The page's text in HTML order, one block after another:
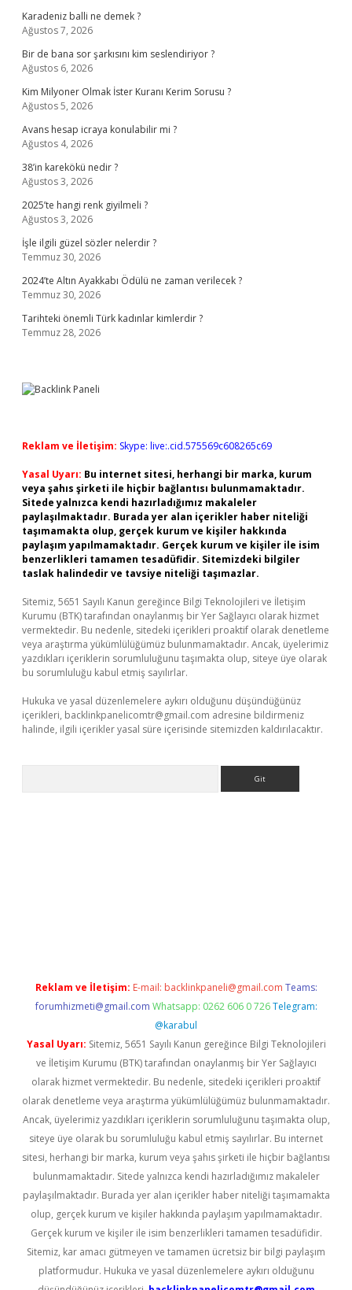
Karadeniz balli ne demek ?
Ağustos 7, 2026
Bir de bana sor şarkısını kim seslendiriyor ?
Ağustos 6, 2026
Kim Milyoner Olmak İster Kuranı Kerim Sorusu ?
Ağustos 5, 2026
Avans hesap icraya konulabilir mi ?
Ağustos 4, 2026
38’in karekökü nedir ?
Ağustos 3, 2026
2025’te hangi renk giyilmeli ?
Ağustos 3, 2026
İşle ilgili güzel sözler nelerdir ?
Temmuz 30, 2026
2024’te Altın Ayakkabı Ödülü ne zaman verilecek ?
Temmuz 30, 2026
Tarihteki önemli Türk kadınlar kimlerdir ?
Temmuz 28, 2026
Reklam ve İletişim: Skype: live:.cid.575569c608265c69
Yasal Uyarı: Bu internet sitesi, herhangi bir marka, kurum
veya şahıs şirketi ile hiçbir bağlantısı bulunmamaktadır.
Sitede yalnızca kendi hazırladığımız makaleler
paylaşılmaktadır. Burada yer alan içerikler haber niteliği
taşımamakta olup, gerçek kurum ve kişiler hakkında
paylaşım yapılmamaktadır. Gerçek kurum ve kişiler ile isim
benzerlikleri tamamen tesadüfidir. Sitemizdeki bilgiler
taslak halindedir ve tavsiye niteliği taşımazlar.
Sitemiz, 5651 Sayılı Kanun gereğince Bilgi Teknolojileri ve İletişim
Kurumu (BTK) tarafından onaylanmış bir Yer Sağlayıcı olarak hizmet
vermektedir. Bu nedenle, sitedeki içerikleri proaktif olarak denetleme
veya araştırma yükümlülüğümüz bulunmamaktadır. Ancak, üyelerimiz
yazdıkları içeriklerin sorumluluğunu taşımakta olup, siteye üye olarak
bu sorumluluğu kabul etmiş sayılırlar.
Hukuka ve yasal düzenlemelere aykırı olduğunu düşündüğünüz
içerikleri, backlinkpanelicomtr@gmail.com adresine bildirmeniz
halinde, ilgili içerikler yasal süre içerisinde sitemizden kaldırılacaktır.
Reklam ve İletişim: E-mail: backlinkpaneli@gmail.com Teams:
forumhizmeti@gmail.com Whatsapp: 0262 606 0 726 Telegram:
@karabul
Yasal Uyarı: Sitemiz, 5651 Sayılı Kanun gereğince Bilgi Teknolojileri
ve İletişim Kurumu (BTK) tarafından onaylanmış bir Yer Sağlayıcı
olarak hizmet vermektedir. Bu nedenle, sitedeki içerikleri proaktif
olarak denetleme veya araştırma yükümlülüğümüz bulunmamaktadır.
Ancak, üyelerimiz yazdıkları içeriklerin sorumluluğunu taşımakta olup,
siteye üye olarak bu sorumluluğu kabul etmiş sayılırlar. Bu internet
sitesi, herhangi bir marka, kurum veya şahıs şirketi ile hiçbir bağlantısı
bulunmamaktadır. Sitede yalnızca kendi hazırladığımız makaleler
paylaşılmaktadır. Burada yer alan içerikler haber niteliği taşımamakta
olup, gerçek kurum ve kişiler hakkında paylaşım yapılmamaktadır.
Gerçek kurum ve kişiler ile isim benzerlikleri tamamen tesadüfidir.
Sitemiz, kar amacı gütmeyen ve tamamen ücretsiz bir bilgi paylaşım
platformudur. Hukuka ve yasal düzenlemelere aykırı olduğunu